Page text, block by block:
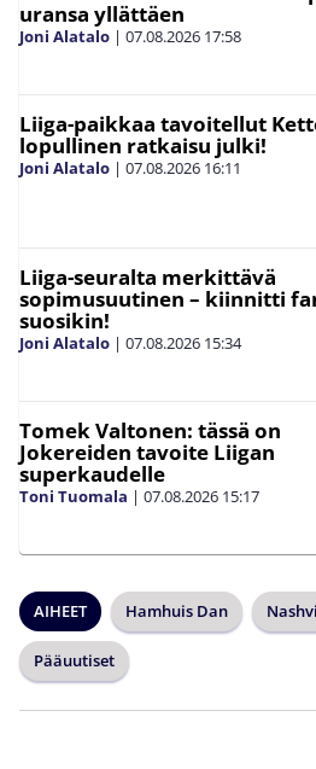
uransa yllättäen
Joni Alatalo | 07.08.2026 17:58
Liiga-paikkaa tavoitellut
lopullinen ratkaisu julki!
Joni Alatalo | 07.08.2026 16:11
Liiga-seuralta merkittävä
sopimusuutinen – kiinnitti
suosikin!
Joni Alatalo | 07.08.2026 15:34
Tomek Valtonen: tässä on
Jokereiden tavoite Liigan
superkaudelle
Toni Tuomala | 07.08.2026 15:17
AIHEET Hamhuis Dan
Pääuutiset